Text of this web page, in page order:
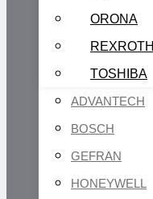
ORONA
REXROTH
TOSHIBA
ADVANTECH
BOSCH
GEFRAN
HONEYWELL